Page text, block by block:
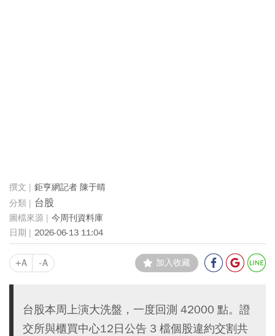
鉅亨網記者 陳于晴
台股
今周刊資料庫
2026-06-13 11:04
+A -A 加入收藏
台股本周上演大洗盤，一度回測 42000 點。證
交所與櫃買中心12日公告 3 檔個股違約交割共